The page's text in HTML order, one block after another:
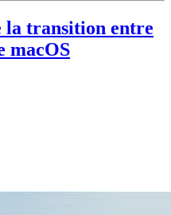
la transition entre
macOS